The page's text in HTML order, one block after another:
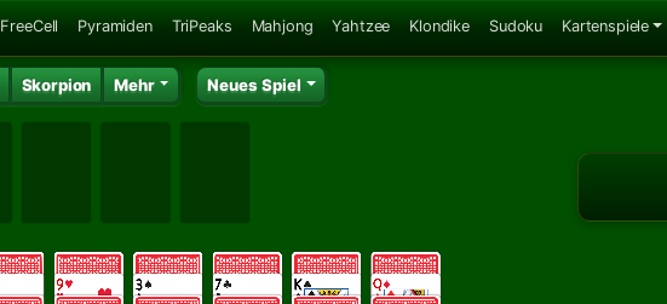
FreeCell Pyramiden TriPeaks Mahjong Yahtzee Klondike Sudoku Kartenspiele
Skorpion Mehr Neues Spiel